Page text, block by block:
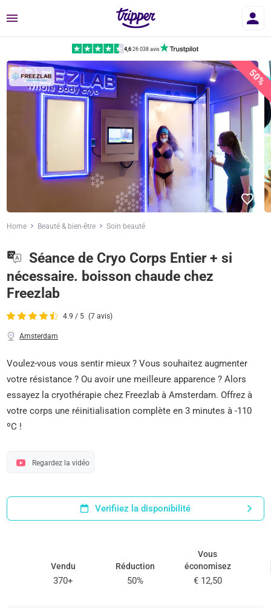
Menu
4,6|26 038 avis
50%
Home Beauté & bien-être Soin beauté
Séance de Cryo Corps Entier + si
nécessaire. boisson chaude chez
Freezlab
4.9 / 5 (7 avis)
Amsterdam
Voulez-vous vous sentir mieux ? Vous souhaitez augmenter
votre résistance ? Ou avoir une meilleure apparence ? Alors
essayez la cryothérapie chez Freezlab à Amsterdam. Offrez à
votre corps une réinitialisation complète en 3 minutes à -110
ºC !
Regardez la vidéo
Verifiiez la disponibilité
Vendu
370+
Réduction
50%
Vous
économisez
€ 12,50